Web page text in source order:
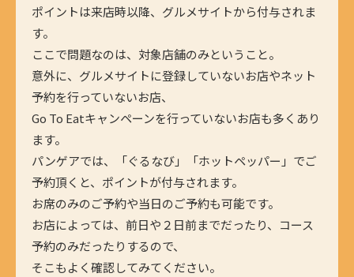
ポイントは来店時以降、グルメサイトから付与されま
す。
ここで問題なのは、対象店舗のみということ。
意外に、グルメサイトに登録していないお店やネット
予約を行っていないお店、
Go To Eatキャンペーンを行っていないお店も多くあり
ます。
パンゲアでは、「ぐるなび」「ホットペッパー」でご
予約頂くと、ポイントが付与されます。
お席のみのご予約や当日のご予約も可能です。
お店によっては、前日や２日前までだったり、コース
予約のみだったりするので、
そこもよく確認してみてください。